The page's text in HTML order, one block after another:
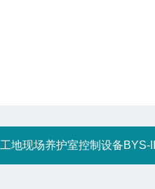
工地现场养护室控制设备BYS-